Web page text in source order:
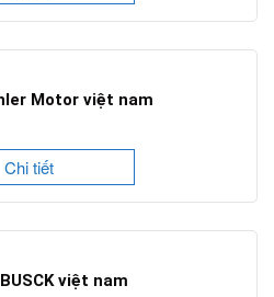
Motor việt nam
Chi tiết
việt nam